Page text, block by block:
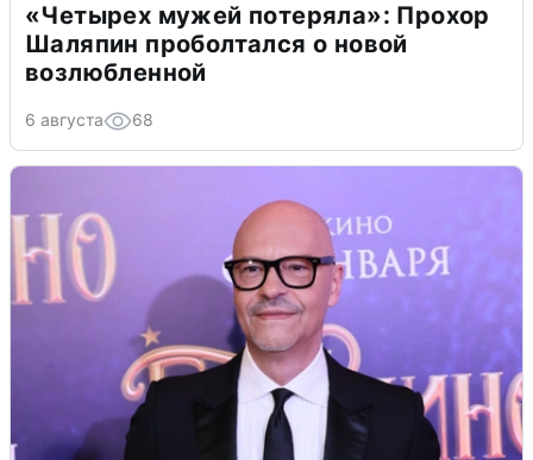
«Четырех мужей потеряла»: Прохор
Шаляпин проболтался о новой
возлюбленной
6 августа 68